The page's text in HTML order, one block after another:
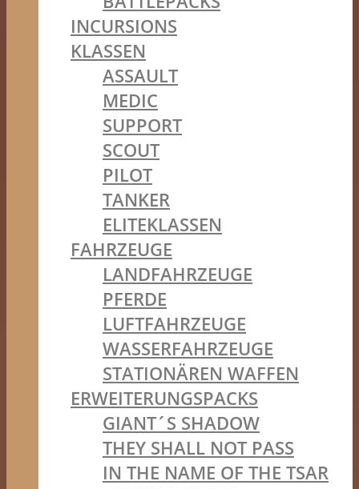
INCURSIONS
KLASSEN
ASSAULT
MEDIC
SUPPORT
SCOUT
PILOT
TANKER
ELITEKLASSEN
FAHRZEUGE
LANDFAHRZEUGE
PFERDE
LUFTFAHRZEUGE
WASSERFAHRZEUGE
STATIONÄREN WAFFEN
ERWEITERUNGSPACKS
GIANT´S SHADOW
THEY SHALL NOT PASS
IN THE NAME OF THE TSAR